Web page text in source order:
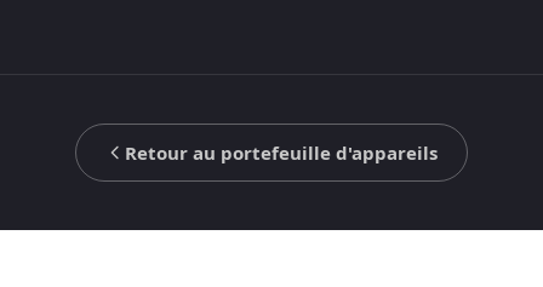
Retour au portefeuille d'appareils